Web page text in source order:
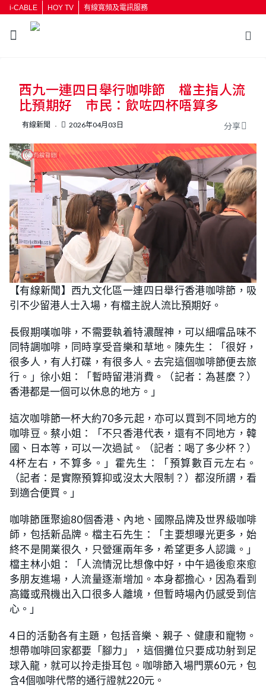
i-CABLE HOY TV 有線寬頻及電訊服務
按輸入鍵開始搜尋
西九一連四日舉行咖啡節 檔主指人流
比預期好 市民：飲咗四杯唔算多
有線新聞 2026年04月03日 分享
U
n
m
t
e
L
o
a
d
e
d
3
8
1
%
【有線新聞】西九文化區一連四日舉行香港咖啡節，吸
引不少留港人士入場，有檔主說人流比預期好。
長假期嘆咖啡，不需要執着特濃醒神，可以細嚐品味不
同特調咖啡，同時享受音樂和草地。陳先生：「很好，
很多人，有人打碟，有很多人。去完這個咖啡節便去旅
行。」徐小姐：「暫時留港消費。（記者：為甚麼？）
香港都是一個可以休息的地方。」
這次咖啡節一杯大約70多元起，亦可以買到不同地方的
咖啡豆。蔡小姐：「不只香港代表，還有不同地方，韓
國、日本等，可以一次過試。（記者：喝了多少杯？）
4杯左右，不算多。」霍先生：「預算數百元左右。
（記者：是實際預算抑或沒太大限制？）都沒所謂，看
到適合便買。」
咖啡節匯聚逾80個香港、內地、國際品牌及世界級咖啡
師，包括新品牌。檔主石先生：「主要想曝光更多，始
終不是開業很久，只營運兩年多，希望更多人認識。」
檔主林小姐：「人流情況比想像中好，中午過後愈來愈
多朋友進場，人流量逐漸增加。本身都擔心，因為看到
高鐵或飛機出入口很多人離境，但暫時場內仍感受到信
心。」
4日的活動各有主題，包括音樂、親子、健康和寵物。
想帶咖啡回家都要「腳力」，這個攤位只要成功射到足
球入龍，就可以拎走掛耳包。咖啡節入場門票60元，包
含4個咖啡代幣的通行證就220元。